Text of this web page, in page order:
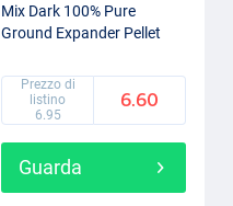
Mix Dark 100% Pure
Ground Expander Pellet
Prezzo di
listino
6.95
6.60
Guarda